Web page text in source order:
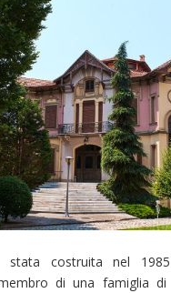
costruita nel 1985
di una famiglia